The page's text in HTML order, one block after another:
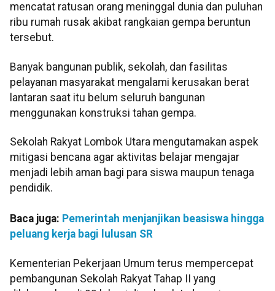
mencatat ratusan orang meninggal dunia dan puluhan
ribu rumah rusak akibat rangkaian gempa beruntun
tersebut.
Banyak bangunan publik, sekolah, dan fasilitas
pelayanan masyarakat mengalami kerusakan berat
lantaran saat itu belum seluruh bangunan
menggunakan konstruksi tahan gempa.
Sekolah Rakyat Lombok Utara mengutamakan aspek
mitigasi bencana agar aktivitas belajar mengajar
menjadi lebih aman bagi para siswa maupun tenaga
pendidik.
Baca juga: Pemerintah menjanjikan beasiswa hingga
peluang kerja bagi lulusan SR
Kementerian Pekerjaan Umum terus mempercepat
pembangunan Sekolah Rakyat Tahap II yang